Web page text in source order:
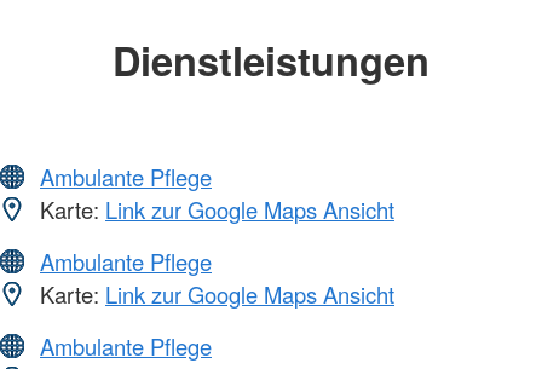
Dienstleistungen
Ambulante Pflege
Karte: Link zur Google Maps Ansicht
Ambulante Pflege
Karte: Link zur Google Maps Ansicht
Ambulante Pflege